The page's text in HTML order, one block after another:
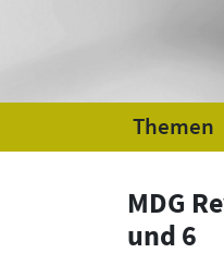
Themen
MDG
und 6